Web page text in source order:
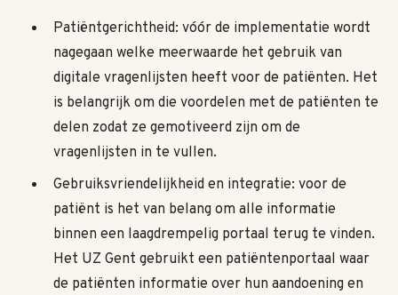
Patiëntgerichtheid: vóór de implementatie wordt
nagegaan welke meerwaarde het gebruik van
digitale vragenlijsten heeft voor de patiënten. Het
is belangrijk om die voordelen met de patiënten te
delen zodat ze gemotiveerd zijn om de
vragenlijsten in te vullen.
Gebruiksvriendelijkheid en integratie: voor de
patiënt is het van belang om alle informatie
binnen een laagdrempelig portaal terug te vinden.
Het UZ Gent gebruikt een patiëntenportaal waar
de patiënten informatie over hun aandoening en